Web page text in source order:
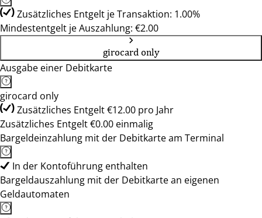
Zusätzliches Entgelt je Transaktion: 1.00%
Mindestentgelt je Auszahlung: €2.00
girocard only
Ausgabe einer Debitkarte
girocard only
Zusätzliches Entgelt €12.00 pro Jahr
Zusätzliches Entgelt €0.00 einmalig
Bargeldeinzahlung mit der Debitkarte am Terminal
In der Kontoführung enthalten
Bargeldauszahlung mit der Debitkarte an eigenen
Geldautomaten